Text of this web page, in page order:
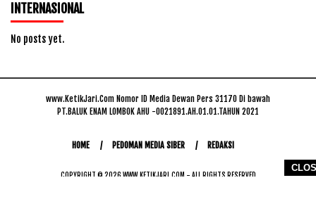
INTERNASIONAL
No posts yet.
www.KetikJari.Com Nomor ID Media Dewan Pers 31170 Di bawah
PT.BALUK ENAM LOMBOK AHU -0021891.AH.01.01.TAHUN 2021
HOME PEDOMAN MEDIA SIBER REDAKSI
COPYRIGHT © 2026 WWW.KETIKJARI.COM - ALL RIGHTS RESERVED